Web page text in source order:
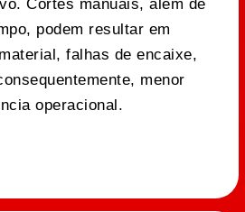
Cortes manuais, além de
podem resultar em
falhas de encaixe,
menor
operacional.